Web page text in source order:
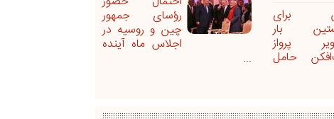
برای
بار
پرواز
حامل
رؤسای جمهور
چین و روسیه در
اجلاس ماه آینده
...